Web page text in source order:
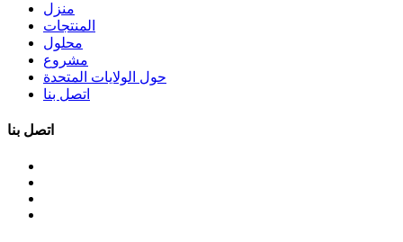
منزل
المنتجات
محلول
مشروع
حول الولايات المتحدة
اتصل بنا
اتصل بنا